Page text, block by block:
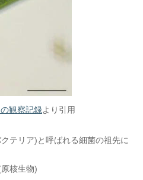
観察記録より引用
テリア)と呼ばれる細菌の祖先に
核生物)